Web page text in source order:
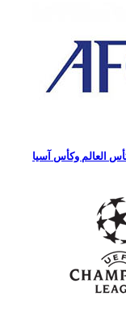
العالم وكأس آسيا